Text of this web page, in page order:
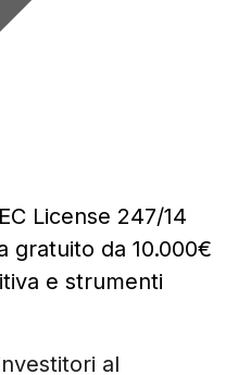
License 247/14
gratuito da 10.000€
e strumenti
al